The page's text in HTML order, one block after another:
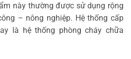
này thường được sử dụng rộng
– nông nghiệp. Hệ thống cấp
là hệ thống phòng cháy chữa